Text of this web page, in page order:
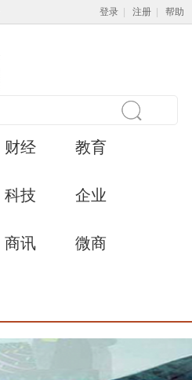
登录 注册 帮助
财经 教育
科技 企业
商讯 微商